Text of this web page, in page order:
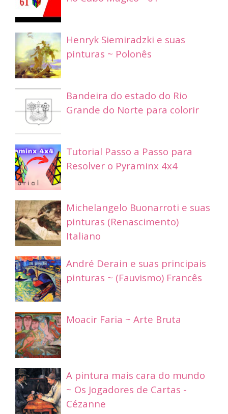
Henryk Siemiradzki e suas
pinturas ~ Polonês
Bandeira do estado do Rio
Grande do Norte para colorir
Tutorial Passo a Passo para
Resolver o Pyraminx 4x4
Michelangelo Buonarroti e suas
pinturas (Renascimento)
Italiano
André Derain e suas principais
pinturas ~ (Fauvismo) Francês
Moacir Faria ~ Arte Bruta
A pintura mais cara do mundo
~ Os Jogadores de Cartas -
Cézanne